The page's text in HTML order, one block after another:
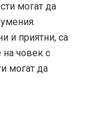
могат да
и приятни, са
на човек с
могат да